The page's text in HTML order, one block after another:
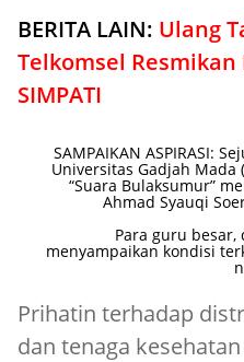
BERITA LAIN: Ulang
Telkomsel Resmikan
SIMPATI
SAMPAIKAN ASPIRASI:
Universitas Gadjah Mada
“Suara Bulaksumur”
Ahmad Syauqi
Para guru
menyampaikan kondisi
Prihatin terhadap
dan tenaga